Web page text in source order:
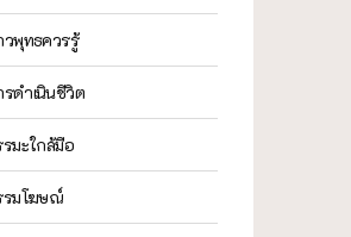
วพุทธควรรู้
รดำเนินชีวิต
มะใกล้มือ
รมโฆษณ์